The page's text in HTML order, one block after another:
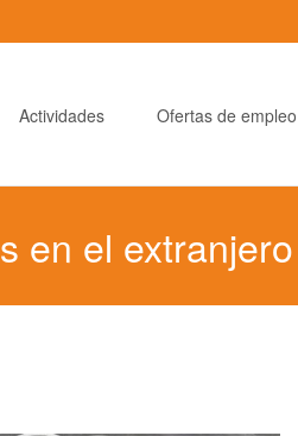
Actividades Ofertas de empleo
en el